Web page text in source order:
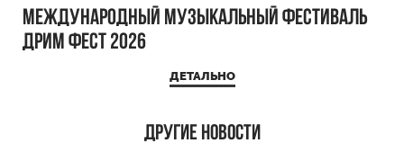
Международный музыкальный фестиваль
ДРИМ ФЕСТ 2026
ДЕТАЛЬНО
Другие новости